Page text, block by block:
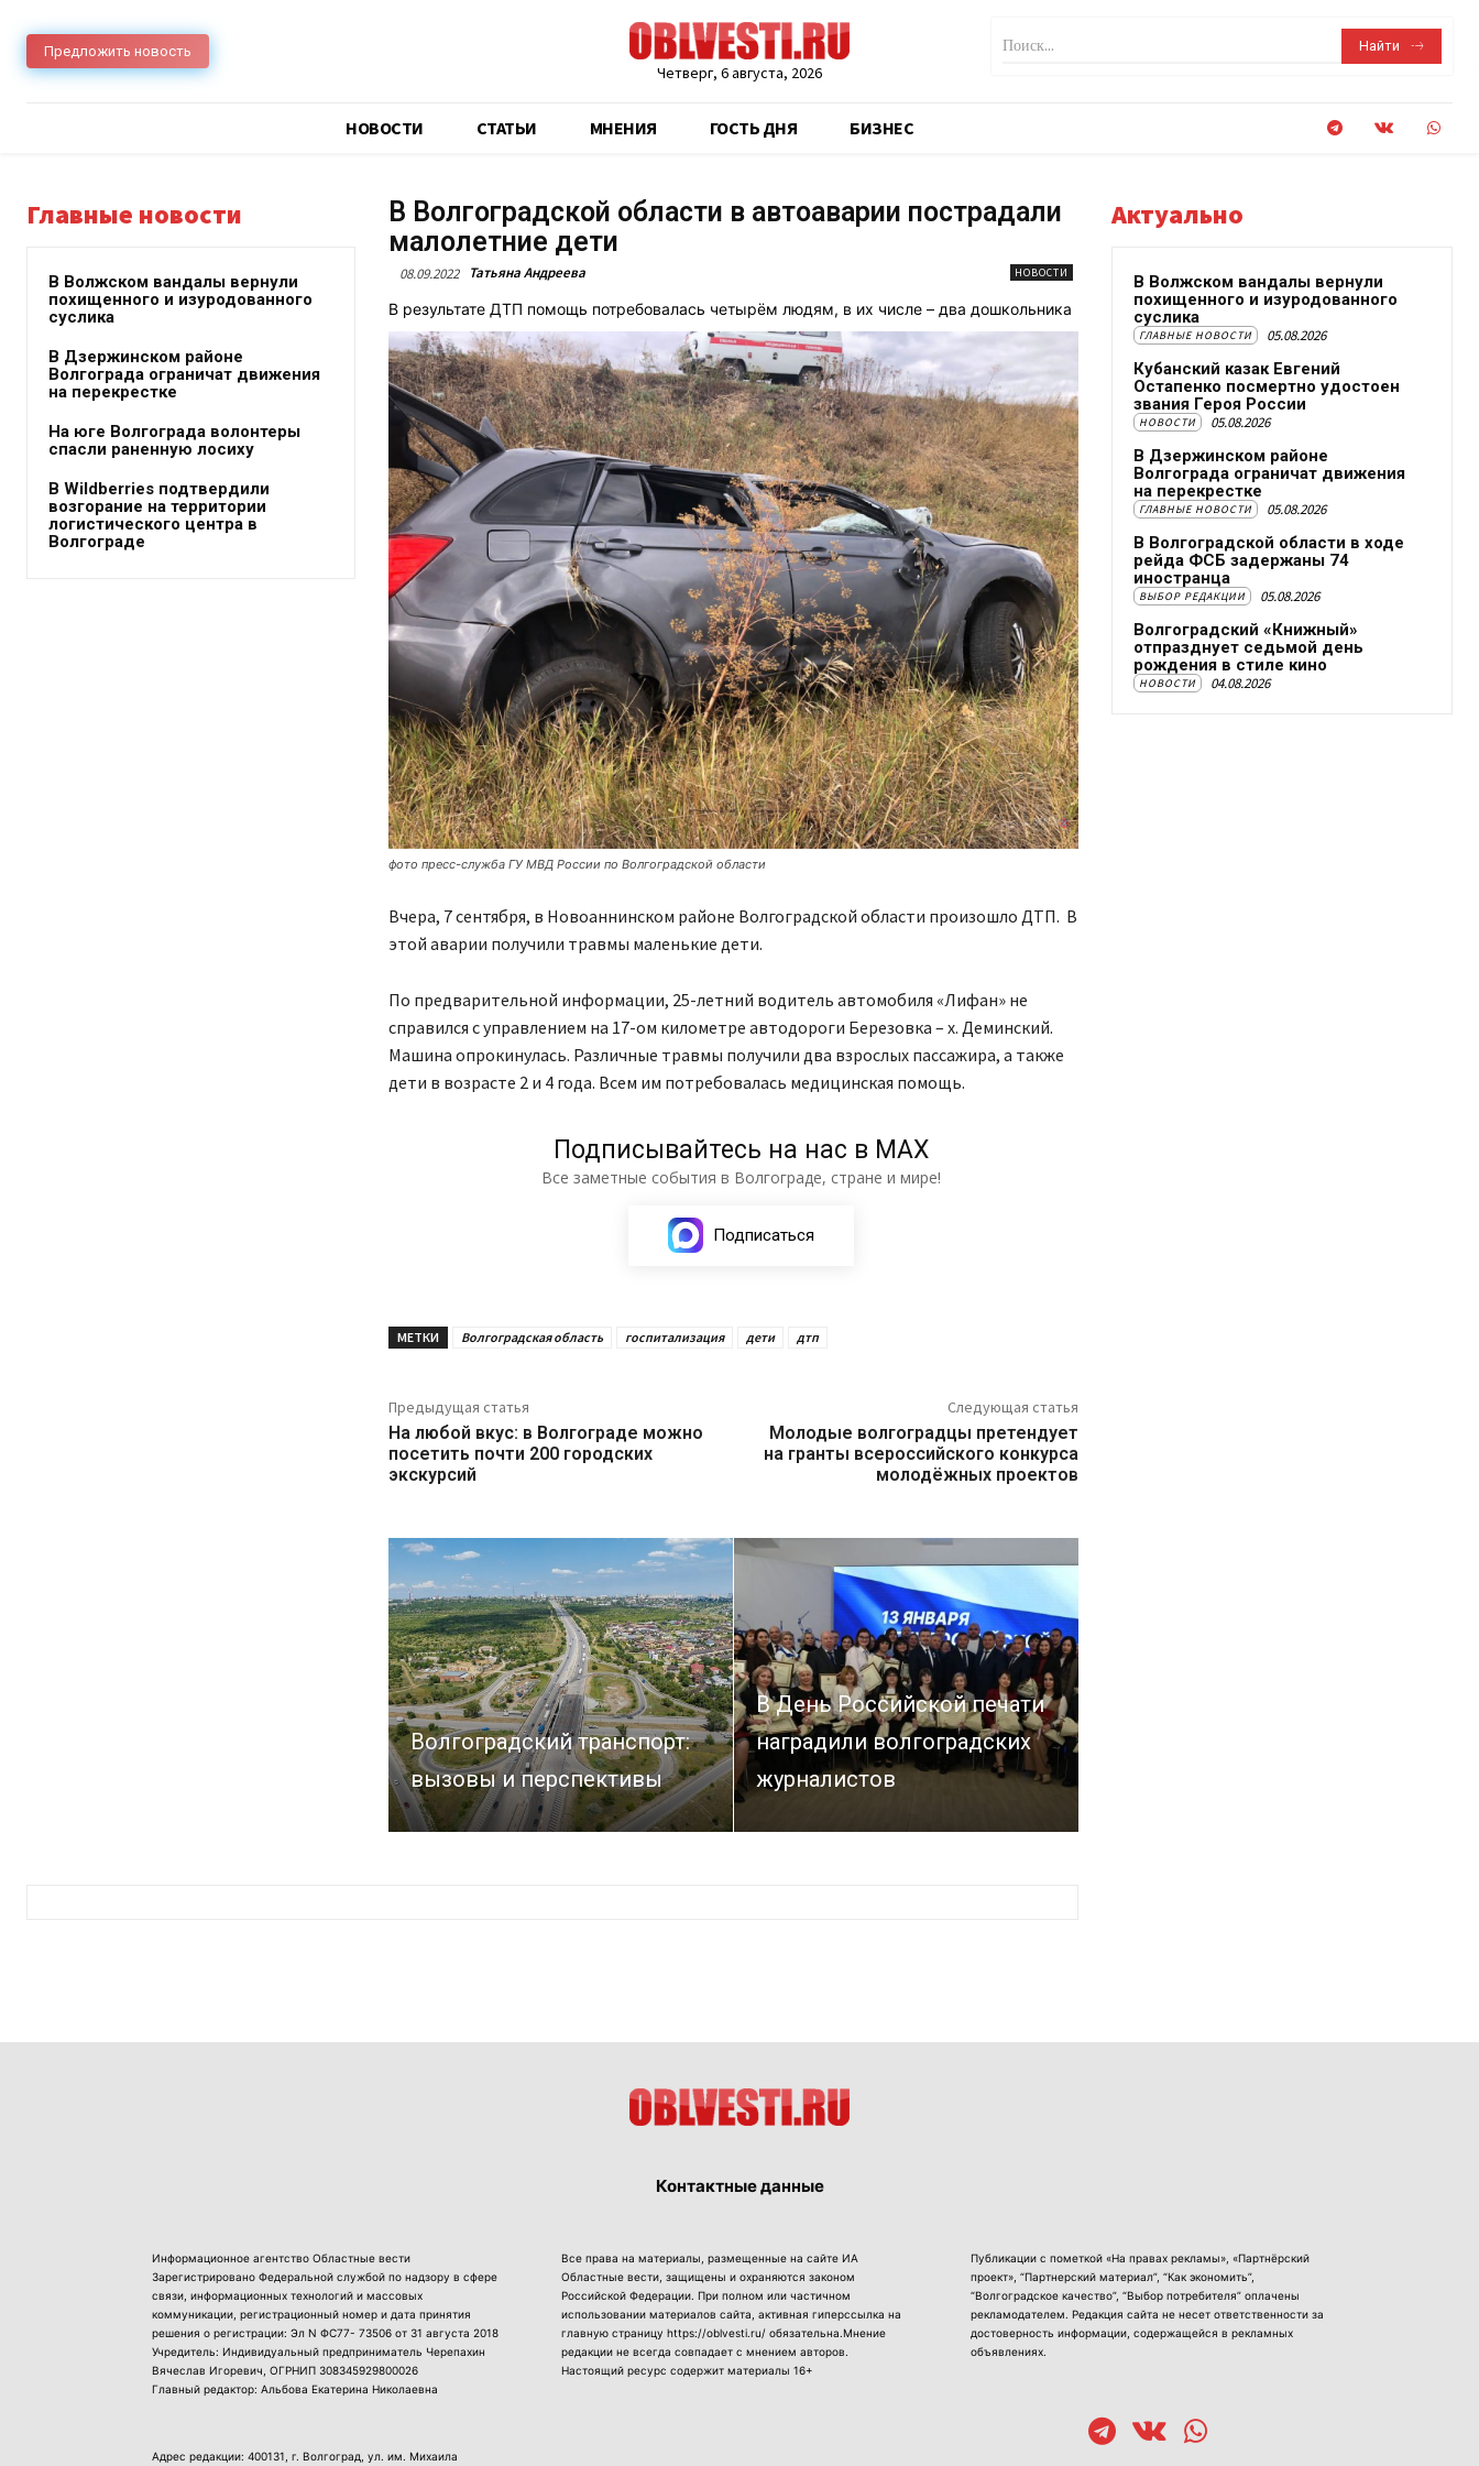
Предложить новость
Четверг, 6 августа, 2026
Поиск... Найти
НОВОСТИ CТАТЬИ МНЕНИЯ ГОСТЬ ДНЯ БИЗНЕС
Главные новости
В Волжском вандалы вернули
похищенного и изуродованного
суслика
В Дзержинском районе
Волгограда ограничат движения
на перекрестке
На юге Волгограда волонтеры
спасли раненную лосиху
В Wildberries подтвердили
возгорание на территории
логистического центра в
Волгограде
В Волгоградской области в автоаварии пострадали
малолетние дети
08.09.2022 Татьяна Андреева НОВОСТИ
В результате ДТП помощь потребовалась четырём людям, в их числе – два дошкольника
фото пресс-служба ГУ МВД России по Волгоградской области
Вчера, 7 сентября, в Новоаннинском районе Волгоградской области произошло ДТП. В
этой аварии получили травмы маленькие дети.
По предварительной информации, 25-летний водитель автомобиля «Лифан» не
справился с управлением на 17-ом километре автодороги Березовка – х. Деминский.
Машина опрокинулась. Различные травмы получили два взрослых пассажира, а также
дети в возрасте 2 и 4 года. Всем им потребовалась медицинская помощь.
Подписывайтесь на нас в МАХ
Все заметные события в Волгограде, стране и мире!
Подписаться
МЕТКИ Волгоградская область госпитализация дети дтп
Предыдущая статья
На любой вкус: в Волгограде можно
посетить почти 200 городских
экскурсий
Следующая статья
Молодые волгоградцы претендует
на гранты всероссийского конкурса
молодёжных проектов
Волгоградский транспорт:
вызовы и перспективы
В День Российской печати
наградили волгоградских
журналистов
Актуально
В Волжском вандалы вернули
похищенного и изуродованного
суслика
ГЛАВНЫЕ НОВОСТИ 05.08.2026
Кубанский казак Евгений
Остапенко посмертно удостоен
звания Героя России
НОВОСТИ 05.08.2026
В Дзержинском районе
Волгограда ограничат движения
на перекрестке
ГЛАВНЫЕ НОВОСТИ 05.08.2026
В Волгоградской области в ходе
рейда ФСБ задержаны 74
иностранца
ВЫБОР РЕДАКЦИИ 05.08.2026
Волгоградский «Книжный»
отпразднует седьмой день
рождения в стиле кино
НОВОСТИ 04.08.2026
Контактные данные
Информационное агентство Областные вести
Зарегистрировано Федеральной службой по надзору в сфере
связи, информационных технологий и массовых
коммуникации, регистрационный номер и дата принятия
решения о регистрации: Эл N ФС77- 73506 от 31 августа 2018
Учредитель: Индивидуальный предприниматель Черепахин
Вячеслав Игоревич, ОГРНИП 308345929800026
Главный редактор: Альбова Екатерина Николаевна
Адрес редакции: 400131, г. Волгоград, ул. им. Михаила
Все права на материалы, размещенные на сайте ИА
Областные вести, защищены и охраняются законом
Российской Федерации. При полном или частичном
использовании материалов сайта, активная гиперссылка на
главную страницу https://oblvesti.ru/ обязательна.Мнение
редакции не всегда совпадает с мнением авторов.
Настоящий ресурс содержит материалы 16+
Публикации с пометкой «На правах рекламы», «Партнёрский
проект», “Партнерский материал”, “Как экономить”,
“Волгоградское качество”, “Выбор потребителя” оплачены
рекламодателем. Редакция сайта не несет ответственности за
достоверность информации, содержащейся в рекламных
объявлениях.